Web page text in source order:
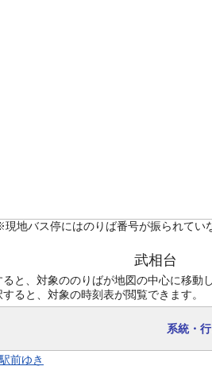
現地バス停にはのりば番号が振られてい
武相台
と、対象ののりばが地図の中心に移動し
ると、対象の時刻表が閲覧できます。
系統・
前ゆき